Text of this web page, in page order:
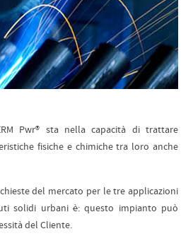
Pwr® sta nella capacità di trattare
fisiche e chimiche tra loro anche
del mercato per le tre applicazioni
solidi urbani è: questo impianto può
del Cliente.